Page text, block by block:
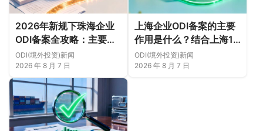
2026年新规下珠海企业
ODI备案全攻略：主要作
用、各区合规重点、外汇
登记与案例解析正规靠谱
代办中介推荐
ODI(境外投资)新闻
2026 年 8 月 7 日
上海企业ODI备案的主要
作用是什么？结合上海16
区企业特点，看懂2026
年境外投资合规逻辑
ODI(境外投资)新闻
2026 年 8 月 7 日